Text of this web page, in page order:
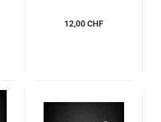
12,00 CHF